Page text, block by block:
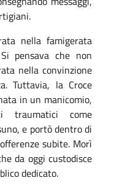
nella famigerata
pensava che non
nella convinzione
Tuttavia, la Croce
in un manicomio,
traumatici come
e portò dentro di
subite. Morì
da oggi custodisce
dedicato.